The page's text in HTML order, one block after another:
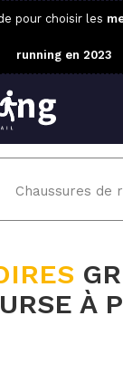
pour choisir les
running en 2023
À